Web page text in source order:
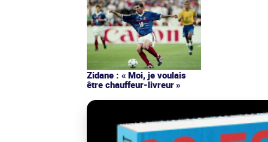
Zidane : « Moi, je voulais
être chauffeur-livreur »